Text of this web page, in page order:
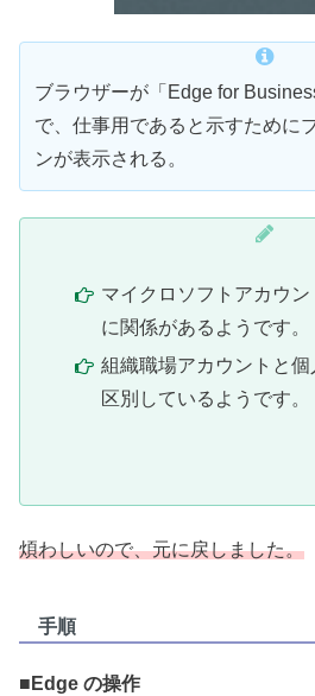
ブラウザーが「Edge for
で、仕事用であると示すために
ンが表示される。
マイクロソフトアカウ
に関係があるようです。
組織職場アカウントと
区別しているようです。
煩わしいので、元に戻しました。
手順
■ Edge の操作